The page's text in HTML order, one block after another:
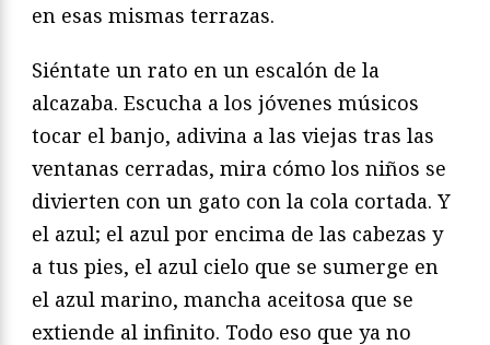
en esas mismas terrazas.
Siéntate un rato en un escalón de la
alcazaba. Escucha a los jóvenes músicos
tocar el banjo, adivina a las viejas tras las
ventanas cerradas, mira cómo los niños se
divierten con un gato con la cola cortada. Y
el azul; el azul por encima de las cabezas y
a tus pies, el azul cielo que se sumerge en
el azul marino, mancha aceitosa que se
extiende al infinito. Todo eso que ya no